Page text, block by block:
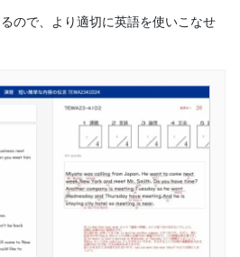
ので、より適切に英語を使いこなせ